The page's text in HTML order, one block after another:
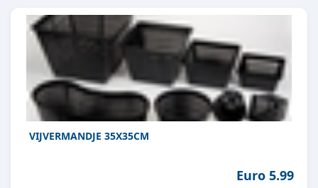
VIJVERMANDJE 35X35CM
Euro 5.99